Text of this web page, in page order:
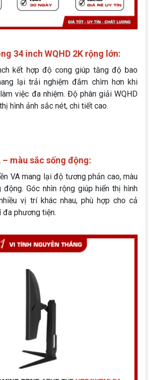
34 inch WQHD 2K rộng lớn:
kết hợp độ cong giúp tăng độ bao
lại trải nghiệm đắm chìm hơn khi
việc đa nhiệm. Độ phân giải WQHD
hình ảnh sắc nét, chi tiết cao.
– màu sắc sống động:
VA mang lại độ tương phản cao, màu
Góc nhìn rộng giúp hiển thị hình
vị trí khác nhau, phù hợp cho cả
phương tiện.